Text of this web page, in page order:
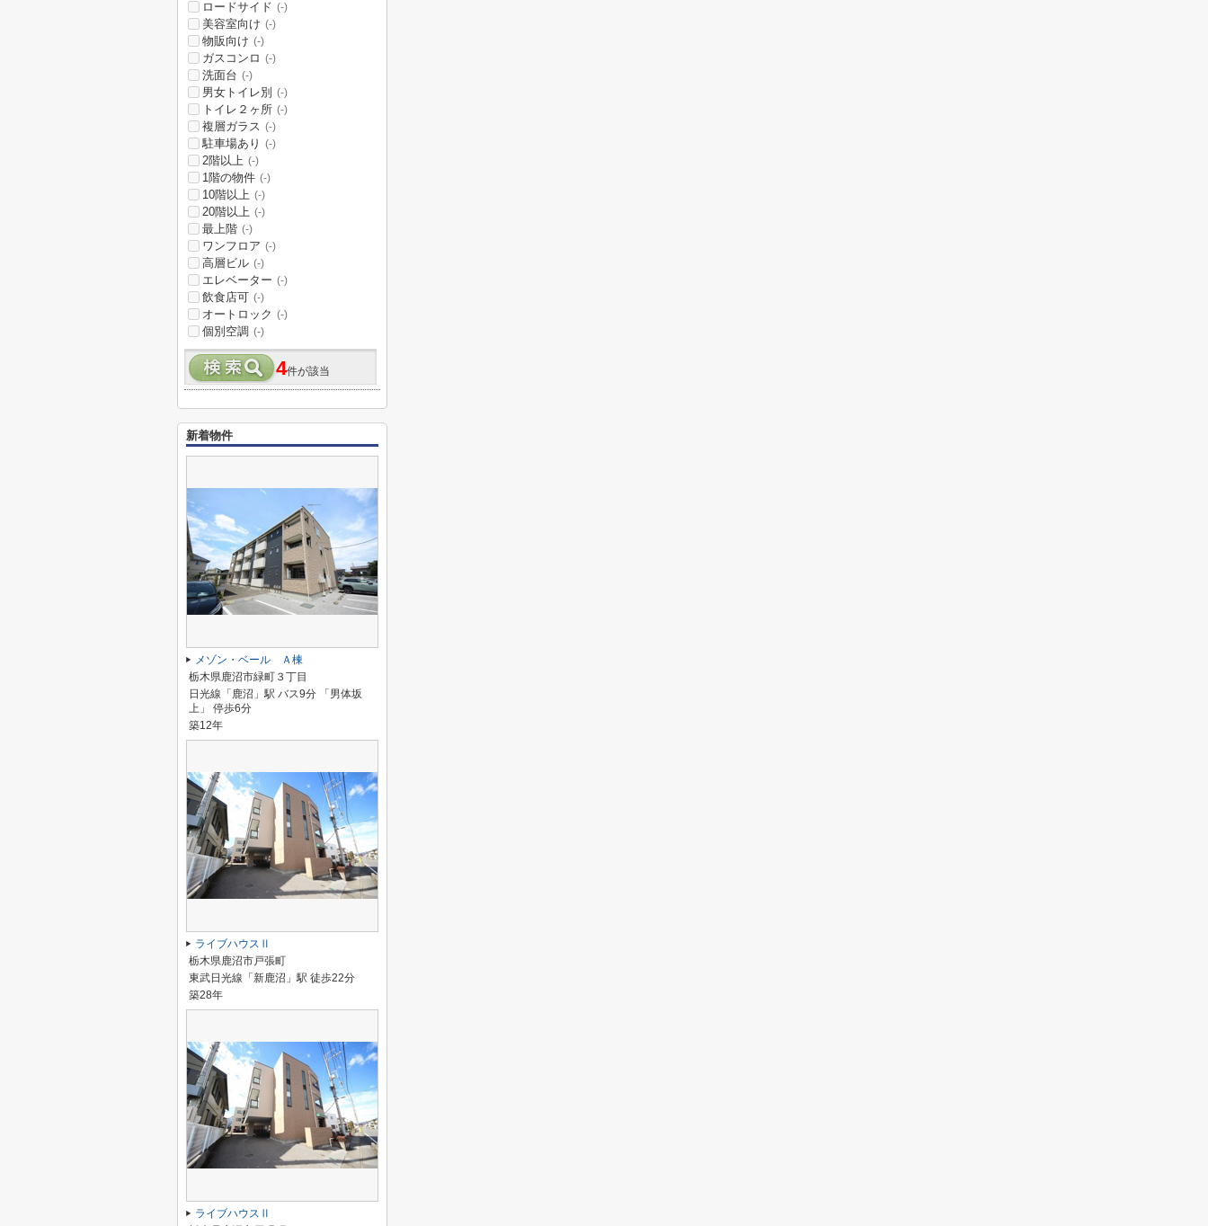
ロードサイド (-)
美容室向け (-)
物販向け (-)
ガスコンロ (-)
洗面台 (-)
男女トイレ別 (-)
トイレ２ヶ所 (-)
複層ガラス (-)
駐車場あり (-)
2階以上 (-)
1階の物件 (-)
10階以上 (-)
20階以上 (-)
最上階 (-)
ワンフロア (-)
高層ビル (-)
エレベーター (-)
飲食店可 (-)
オートロック (-)
個別空調 (-)
4件が該当
新着物件
メゾン・ベール Ａ棟
栃木県鹿沼市緑町３丁目
日光線「鹿沼」駅 バス9分 「男体坂
上」 停歩6分
築12年
ライブハウスⅡ
栃木県鹿沼市戸張町
東武日光線「新鹿沼」駅 徒歩22分
築28年
ライブハウスⅡ